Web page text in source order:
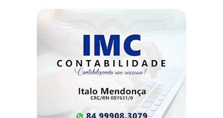
MACAU